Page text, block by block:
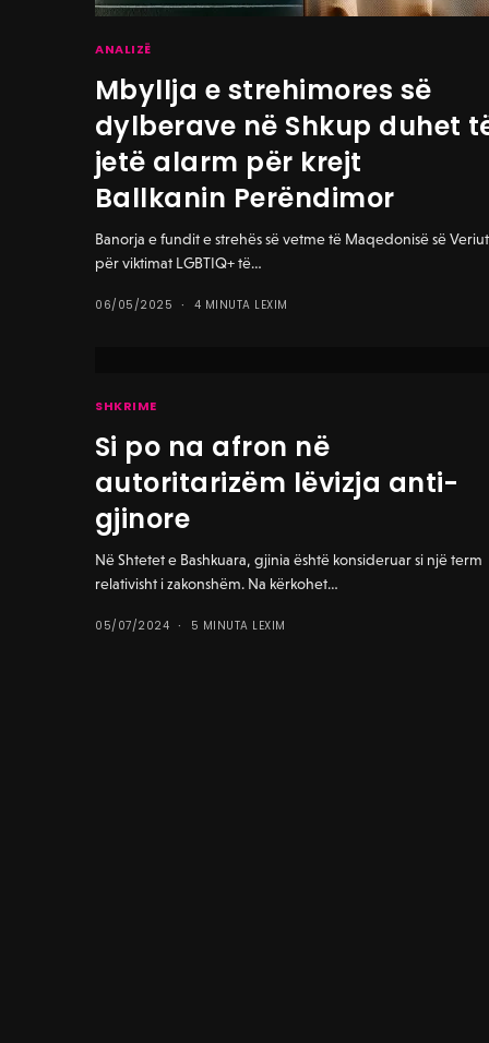
ANALIZË
Mbyllja e strehimores së
dylberave në Shkup duhet
jetë alarm për krejt
Ballkanin Perëndimor
Banorja e fundit e strehës së vetme të Maqedonisë së Veriut
për viktimat LGBTIQ+ të…
06/05/2025 4 MINUTA LEXIM
SHKRIME
Si po na afron në
autoritarizëm lëvizja anti-
gjinore
Në Shtetet e Bashkuara, gjinia është konsideruar si një term
relativisht i zakonshëm. Na kërkohet…
05/07/2024 5 MINUTA LEXIM